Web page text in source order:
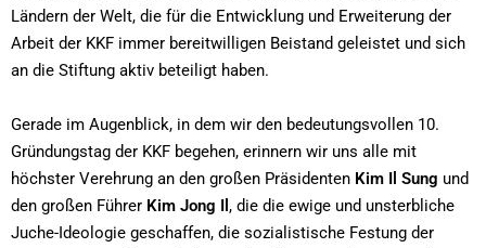
Ländern der Welt, die für die Entwicklung und Erweiterung der
Arbeit der KKF immer bereitwilligen Beistand geleistet und sich
an die Stiftung aktiv beteiligt haben.
Gerade im Augenblick, in dem wir den bedeutungsvollen 10.
Gründungstag der KKF begehen, erinnern wir uns alle mit
höchster Verehrung an den großen Präsidenten Kim Il Sung und
den großen Führer Kim Jong Il , die die ewige und unsterbliche
Juche-Ideologie geschaffen, die sozialistische Festung der